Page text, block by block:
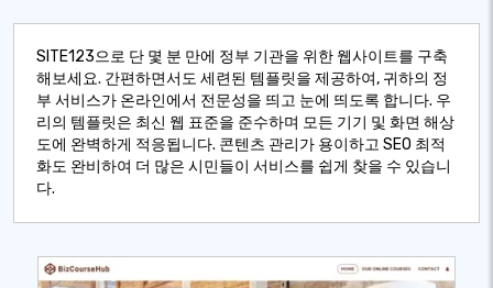
SITE123으로 단 몇 분 만에 정부 기관을 위한 웹사이트를 구축
해보세요. 간편하면서도 세련된 템플릿을 제공하여, 귀하의 정
부 서비스가 온라인에서 전문성을 띄고 눈에 띄도록 합니다. 우
리의 템플릿은 최신 웹 표준을 준수하며 모든 기기 및 화면 해상
도에 완벽하게 적응됩니다. 콘텐츠 관리가 용이하고 SEO 최적
화도 완비하여 더 많은 시민들이 서비스를 쉽게 찾을 수 있습니
다.